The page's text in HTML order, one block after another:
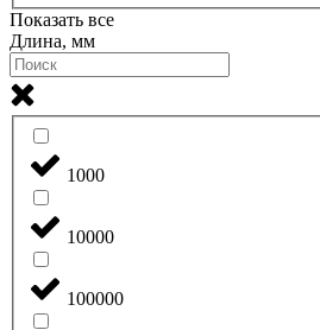
Показать все
Длина, мм
1000
10000
100000